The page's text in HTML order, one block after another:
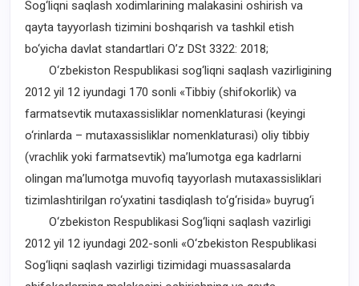
Sog‘liqni saqlash xodimlarining malakasini oshirish va
qayta tayyorlash tizimini boshqarish va tashkil etish
bo‘yicha davlat standartlari O’z DSt 3322: 2018;
O‘zbekiston Respublikasi sog‘liqni saqlash vazirligining
2012 yil 12 iyundagi 170 sonli «Tibbiy (shifokorlik) va
farmatsevtik mutaxassisliklar nomenklaturasi (keyingi
o‘rinlarda – mutaxassisliklar nomenklaturasi) oliy tibbiy
(vrachlik yoki farmatsevtik) ma’lumotga ega kadrlarni
olingan ma’lumotga muvofiq tayyorlash mutaxassisliklari
tizimlashtirilgan ro‘yxatini tasdiqlash to‘g‘risida» buyrug‘i
O‘zbekiston Respublikasi Sog‘liqni saqlash vazirligi
2012 yil 12 iyundagi 202-sonli «O‘zbekiston Respublikasi
Sog‘liqni saqlash vazirligi tizimidagi muassasalarda